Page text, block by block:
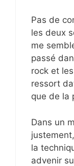
Pas de
les deux
me
passé
rock et
ressort
que de la
Dans un
la
advenir